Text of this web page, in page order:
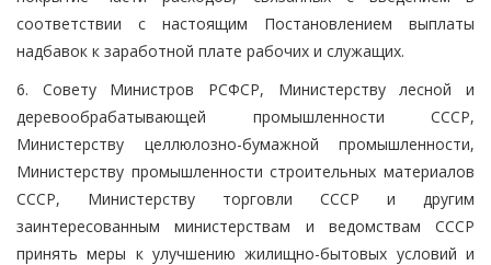
соответствии с настоящим Постановлением выплаты
надбавок к заработной плате рабочих и служащих.
6. Совету Министров РСФСР, Министерству лесной и
деревообрабатывающей промышленности СССР,
Министерству целлюлозно-бумажной промышленности,
Министерству промышленности строительных материалов
СССР, Министерству торговли СССР и другим
заинтересованным министерствам и ведомствам СССР
принять меры к улучшению жилищно-бытовых условий и